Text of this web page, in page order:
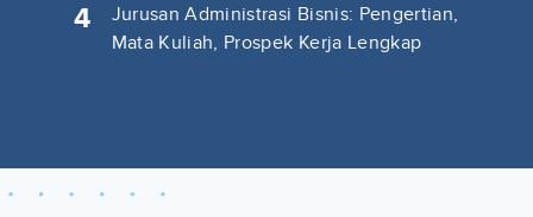
4
Jurusan Administrasi Bisnis: Pengertian,
Mata Kuliah, Prospek Kerja Lengkap